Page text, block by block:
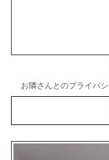
お隣さんとのプライバ